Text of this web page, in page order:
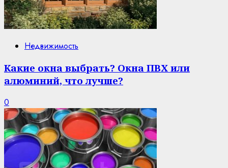
Недвижимость
Какие окна выбрать? Окна ПВХ или
алюминий, что лучше?
0